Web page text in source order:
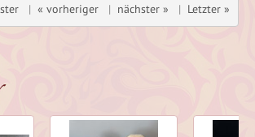
| « vorheriger | nächster » | Letzter »